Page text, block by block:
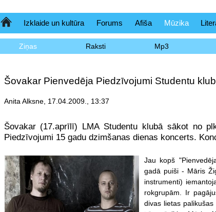
SākumlapaIzklaide un kultūra Forums Afiša Mūzika
Ziņas Raksti Mp3
Šovakar Pienvedēja Piedzīvojumi Studentu
Anita Alksne, 17.04.2009., 13:37
Šovakar (17.aprīlī) LMA Studentu klubā sākot no
Piedzīvojumi 15 gadu dzimšanas dienas koncerts.
Jau kopš
gadā puiši - Māris
instrumenti)
rokgrupām. Ir
divas lietas